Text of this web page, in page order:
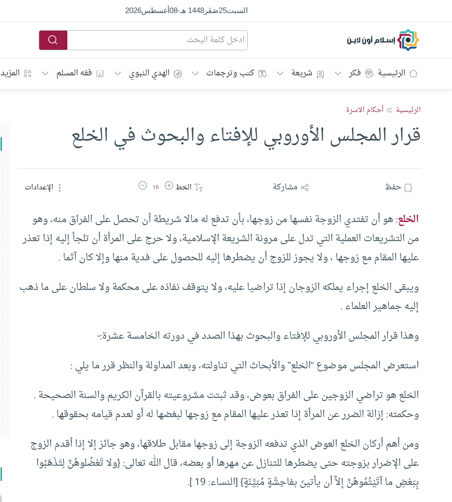
السبت25صَفَر1448 هـ -
08أغسطس2026
إسلام أون لاين
الرئيسية فكر شريعة كتب وترجمات الهدي النبوي فقه المسلم المزيد
الرئيسية أحكام الاسرة
قرار المجلس الأوروبي للإفتاء والبحوث في الخلع
حفظ مشاركة الخطزيادة حجم الخط
16 تقليل حجم الخط الإعدادات
الخلع: هو أن تفتدي الزوجة نفسها من زوجها، بأن تدفع له مالا شريطة أن تحصل على الفراق منه، وهو
من التشريعات العملية التي تدل على مرونة الشريعة الإسلامية، ولا حرج على المرأة أن تلجأ إليه إذا تعذر
عليها المقام مع زوجها ، ولا يجوز للزوج أن يضطرها إليه للحصول على فدية منها وإلا كان آثما .
ويبقى الخلع إجراء يملكه الزوجان إذا تراضيا عليه، ولا يتوقف نفاذه على محكمة ولا سلطان على ما ذهب
إليه جماهير العلماء .
وهذا قرار المجلس الأوروبي للإفتاء والبحوث بهذا الصدد في دورته الخامسة عشرة:-
استعرض المجلس موضوع “الخلع” والأبحاث التي تناولته، وبعد المداولة والنظر قرر ما يلي :
الخلع هو تراضي الزوجين على الفراق بعوض، وقد ثبتت مشروعيته بالقرآن الكريم والسنة الصحيحة .
وحكمته: إزالة الضرر عن المرأة إذا تعذر عليها المقام مع زوجها لبغضها له أو لعدم قيامه بحقوقها .
ومن أهم أركان الخلع العوض الذي تدفعه الزوجة إلى زوجها مقابل طلاقها، وهو جائز إلا إذا أقدم الزوج
على الإضرار بزوجته حتى يضطرها للتنازل عن مهرها أو بعضه، قال الله تعالى: {ولا تَعْضُلوهُنَّ لِتَذْهَبُوا
بِبَعْضِ ما آتَيْتُمُوهُنَّ إلاَّ أن يأتينَ بفاحِشَةٍ مُبَيِّنَةٍ} [النساء: 19 ].